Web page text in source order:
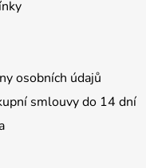
osobních údajů
smlouvy do 14 dní